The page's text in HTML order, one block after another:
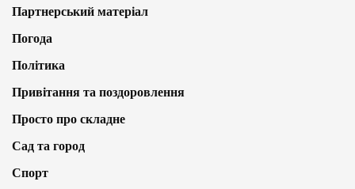
Партнерський матеріал
Погода
Політика
Привітання та поздоровлення
Просто про складне
Сад та город
Спорт